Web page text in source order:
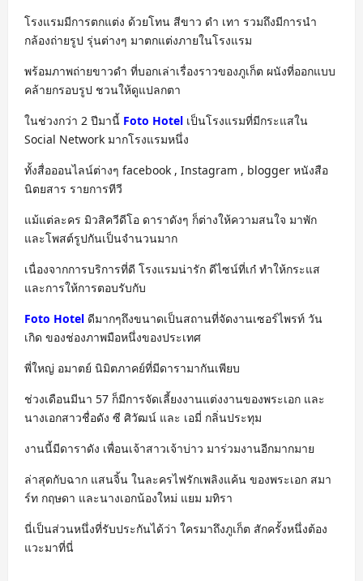
โรงแรมมีการตกแต่ง ด้วยโทน สีขาว ดำ เทา รวมถึงมีการนำ
กล้องถ่ายรูป รุ่นต่างๆ มาตกแต่งภายในโรงแรม
พร้อมภาพถ่ายขาวดำ ที่บอกเล่าเรื่องราวของภูเก็ต ผนังที่ออกแบบ
คล้ายกรอบรูป ชวนให้ดูแปลกตา
ในช่วงกว่า 2 ปีมานี้ Foto Hotel เป็นโรงแรมที่มีกระแสใน
Social Network มากโรงแรมหนึ่ง
ทั้งสื่อออนไลน์ต่างๆ facebook , Instagram , blogger หนังสือ
นิตยสาร รายการทีวี
แม้แต่ละคร มิวสิควีดีโอ ดาราดังๆ ก็ต่างให้ความสนใจ มาพัก
และโพสต์รูปกันเป็นจำนวนมาก
เนื่องจากการบริการที่ดี โรงแรมน่ารัก ดีไซน์ที่เก๋ ทำให้กระแส
และการให้การตอบรับกับ
Foto Hotel ดีมากๆถึงขนาดเป็นสถานที่จัดงานเซอร์ไพรท์ วัน
เกิด ของช่องภาพมือหนึ่งของประเทศ
พี่ใหญ่ อมาตย์ นิมิตภาคย์ที่มีดารามากันเพียบ
ช่วงเดือนมีนา 57 ก็มีการจัดเลี้ยงงานแต่งงานของพระเอก และ
นางเอกสาวชื่อดัง ซี ศิวัฒน์ และ เอมี่ กลิ่นประทุม
งานนี้มีดาราดัง เพื่อนเจ้าสาวเจ้าบ่าว มาร่วมงานอีกมากมาย
ล่าสุดกับฉาก แสนจิ้น ในละครไฟรักเพลิงแค้น ของพระเอก สมา
ร์ท กฤษดา และนางเอกน้องใหม่ แยม มทิรา
นี่เป็นส่วนหนึ่งที่รับประกันได้ว่า ใครมาถึงภูเก็ต สักครั้งหนึ่งต้อง
แวะมาที่นี่